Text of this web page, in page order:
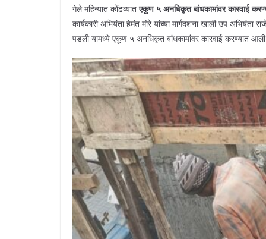
गेले महिन्यात कोंढव्यातएकूण ५ अनधिकृत बांधकामांवर कारवाई
कार्यकारी अभियंता हेमंत मोरे यांच्या मार्गदशना खाली उप अभियंता
पडली यामध्ये एकूण ५ अनधिकृत बांधकामांवर कारवाई करण्यात